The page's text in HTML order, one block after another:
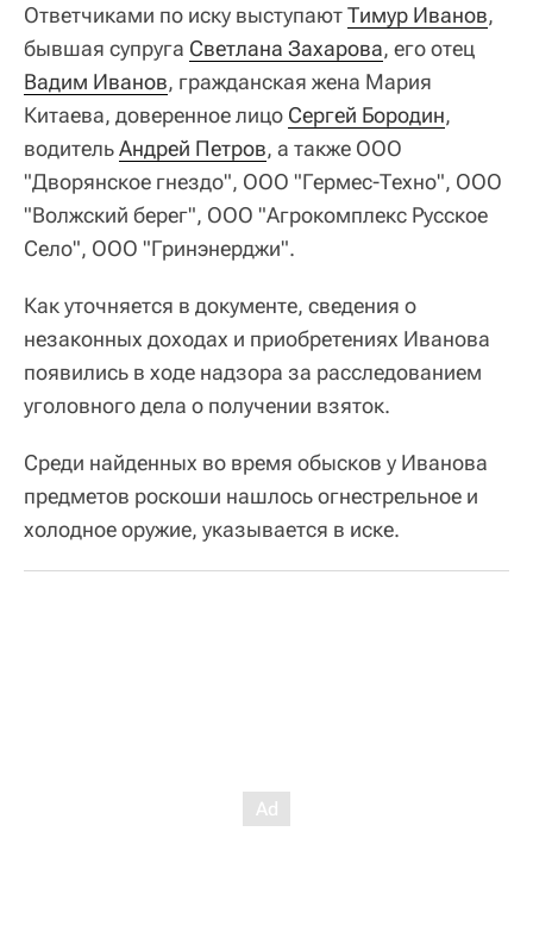
Ответчиками по иску выступаютТимур Иванов,
бывшая супруга Светлана Захарова, его отец
Вадим Иванов, гражданская жена Мария
Китаева, доверенное лицо Сергей Бородин,
водительАндрей Петров, а также ООО
"Дворянское гнездо", ООО "Гермес-Техно", ООО
"Волжский берег", ООО "Агрокомплекс Русское
Село", ООО "Гринэнерджи".
Как уточняется в документе, сведения о
незаконных доходах и приобретениях Иванова
появились в ходе надзора за расследованием
уголовного дела о получении взяток.
Среди найденных во время обысков у Иванова
предметов роскоши нашлось огнестрельное и
холодное оружие, указывается в иске.